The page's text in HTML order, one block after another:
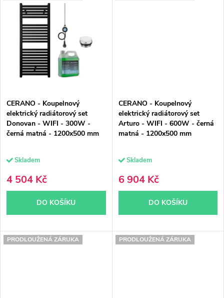
CERANO - Koupelnový
elektrický radiátorový set
Donovan - WIFI - 300W -
černá matná - 1200x500 mm
Skladem
4 504 Kč
DO KOŠÍKU
CERANO - Koupelnový
elektrický radiátorový set
Arturo - WIFI - 600W - černá
matná - 1200x500 mm
Skladem
6 904 Kč
DO KOŠÍKU
PRODLOUŽENÁ ZÁRUKA PRODLOUŽENÁ ZÁRUKA